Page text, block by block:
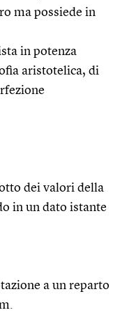
ma possiede in
in potenza
aristotelica, di
dei valori della
in un dato istante
a un reparto